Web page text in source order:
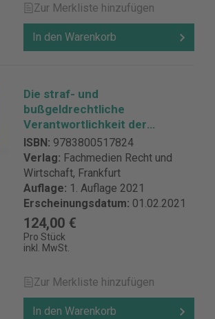
Zur Merkliste hinzufügen
In den Warenkorb
Die straf- und
bußgeldrechtliche
Verantwortlichkeit der
Diensteanbieter sozialer
Netzwerke im Internet
ISBN: 9783800517824
Verlag: Fachmedien Recht und
Wirtschaft, Frankfurt
Auflage: 1. Auflage 2021
Erscheinungsdatum: 01.02.2021
124,00 €
Pro Stück
inkl. MwSt.
Zur Merkliste hinzufügen
In den Warenkorb